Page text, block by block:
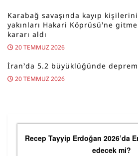
Karabağ savaşında kayıp
yakınları Hakari Köprüsü’ne gitme
kararı aldı
20 TEMMUZ 2026
İran’da 5.2 büyüklüğünde deprem
20 TEMMUZ 2026
Recep Tayyip Erdoğan 2026’da
edecek mi?